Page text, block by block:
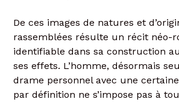
De ces images de natures et
rassemblées résulte un récit néo-
identifiable dans sa construction
ses effets. L’homme, désormais
drame personnel avec une
par définition ne s’impose pas à